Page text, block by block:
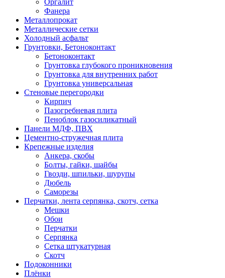
Фанера
Металлопрокат
Металлические сетки
Холодный асфальт
Грунтовки, Бетоноконтакт
Бетоноконтакт
Грунтовка глубокого проникновения
Грунтовка для внутренних работ
Грунтовка универсальная
Стеновые перегородки
Кирпич
Пазогребневая плита
Пеноблок газосиликатный
Панели МДФ, ПВХ
Цементно-стружечная плита
Крепежные изделия
Анкера, скобы
Болты, гайки, шайбы
Гвозди, шпильки, шурупы
Дюбель
Саморезы
Перчатки, лента серпянка, скотч, сетка
Мешки
Обои
Перчатки
Серпянка
Сетка штукатурная
Скотч
Подоконники
Плёнки